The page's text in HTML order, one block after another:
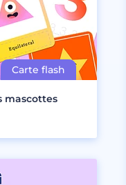
mascottes